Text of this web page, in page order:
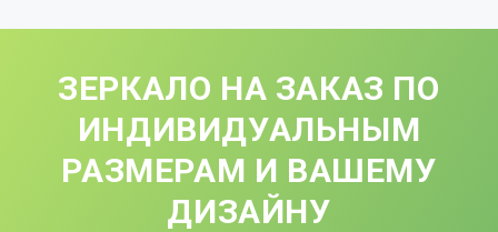
ЗЕРКАЛО НА ЗАКАЗ ПО
ИНДИВИДУАЛЬНЫМ
РАЗМЕРАМ И ВАШЕМУ
ДИЗАЙНУ